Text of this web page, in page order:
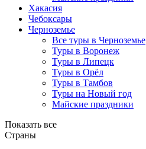
Хакасия
Чебоксары
Черноземье
Все туры в Черноземье
Туры в Воронеж
Туры в Липецк
Туры в Орёл
Туры в Тамбов
Туры на Новый год
Майские праздники
Показать все
Страны